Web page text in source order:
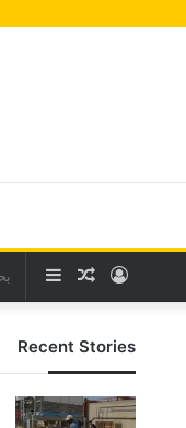
إضافة
جانبي
مقالتسجيل
Recent Stories